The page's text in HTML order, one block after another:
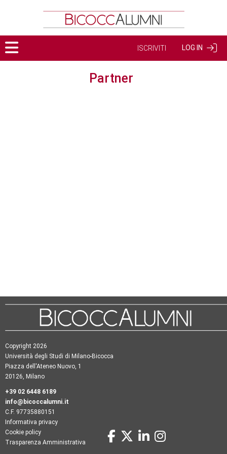
LOG IN
ISCRIVITI
Partner
Copyright 2026
Università degli Studi di Milano-Bicocca
Piazza dell'Ateneo Nuovo, 1
20126, Milano
+39 02 6448 6189
info@bicoccalumni.it
C.F. 97735880151
Informativa privacy
Cookie policy
Trasparenza Amministrativa